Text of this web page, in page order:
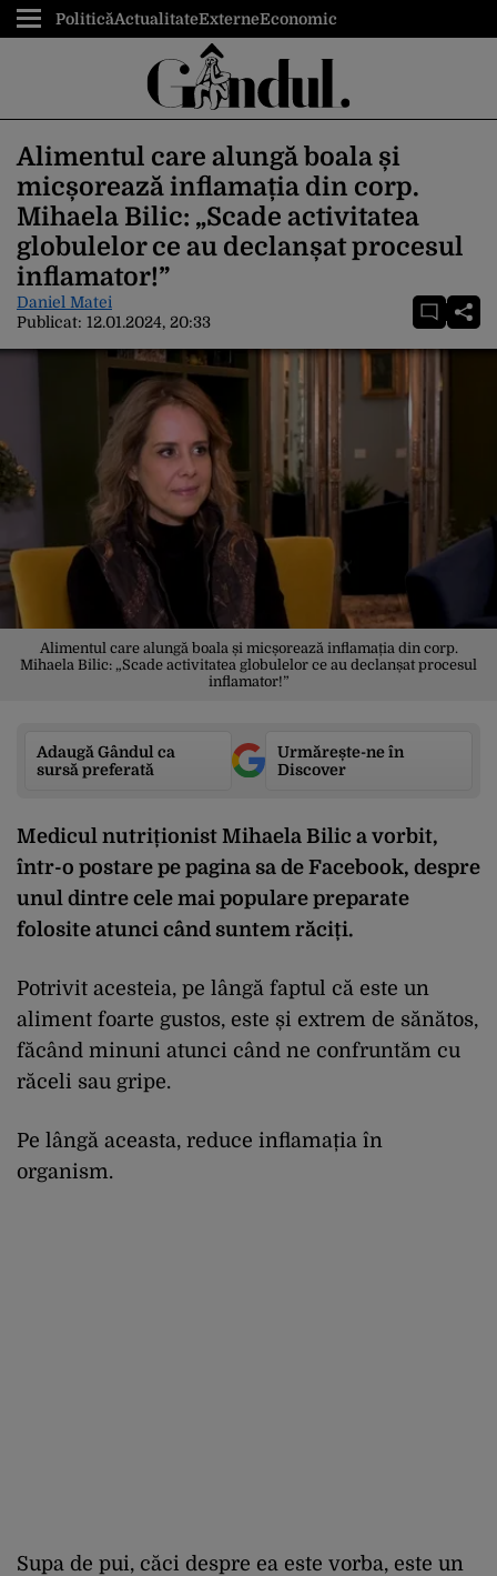
PoliticăActualitateExterneEconomic
Alimentul care alungă boala și
micșorează inflamația din corp.
Mihaela Bilic: „Scade activitatea
globulelor ce au declanșat procesul
inflamator!”
Daniel Matei
Publicat: 12.01.2024, 20:33
Alimentul care alungă boala și micșorează inflamația din corp.
Mihaela Bilic: „Scade activitatea globulelor ce au declanșat procesul
inflamator!”
Adaugă Gândul ca
sursă preferată
Urmărește-ne în
Discover
Medicul nutriționist Mihaela Bilic a vorbit,
într-o postare pe pagina sa de Facebook, despre
unul dintre cele mai populare preparate
folosite atunci când suntem răciți.
Potrivit acesteia, pe lângă faptul că este un
aliment foarte gustos, este și extrem de sănătos,
făcând minuni atunci când ne confruntăm cu
răceli sau gripe.
Pe lângă aceasta, reduce inflamația în
organism.
Supa de pui, căci despre ea este vorba, este un